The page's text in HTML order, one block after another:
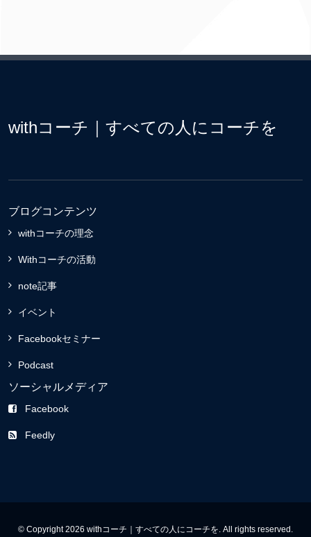
withコーチ｜すべての人にコーチを
ブログコンテンツ
withコーチの理念
Withコーチの活動
note記事
イベント
Facebookセミナー
Podcast
ソーシャルメディア
Facebook
Feedly
© Copyright 2026 withコーチ｜すべての人にコーチを. All rights reserved.